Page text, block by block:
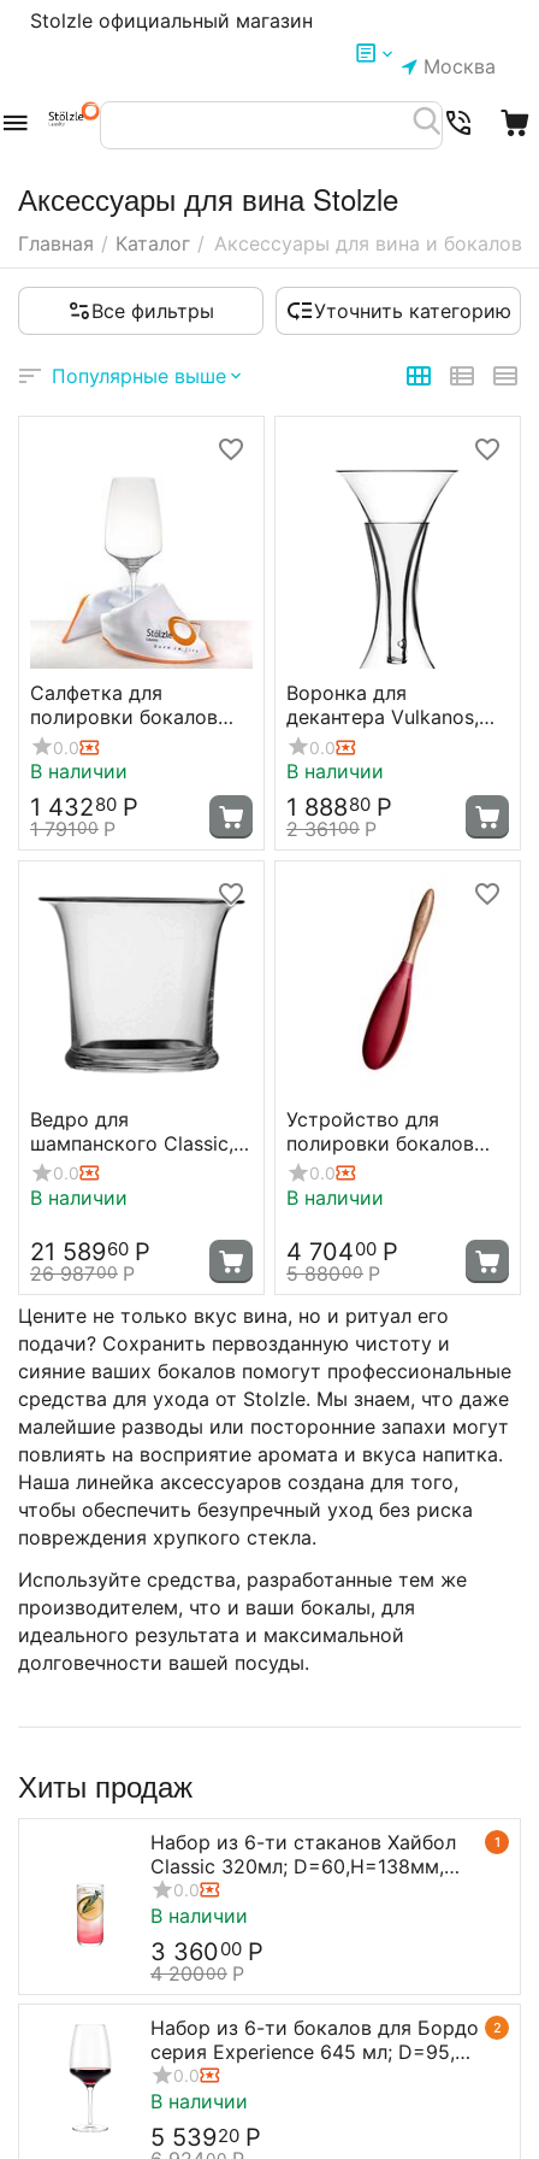
Stolzle официальный магазин
Москва
Аксессуары для вина Stolzle
Главная / Каталог / Аксессуары для вина и бокалов
Все фильтры Уточнить категорию
Популярные выше
Салфетка для
полировки бокалов
35х60 см, ткань,
Stolzle
0.0
В наличии
1 43280 Р
1 79100 Р
Воронка для
декантера Vulkanos,
D11 см, H16 см, стекло,
Stolzle
0.0
В наличии
1 88880 Р
2 36100 Р
Ведро для
шампанского Classic,
d26 см, h21 см, Stolzle
0.0
В наличии
21 58960 Р
26 98700 Р
Устройство для
полировки бокалов
(используется с
салфеткой), L=32см.,
орех, Stolzle
0.0
В наличии
4 70400 Р
5 88000 Р
Цените не только вкус вина, но и ритуал его
подачи? Сохранить первозданную чистоту и
сияние ваших бокалов помогут профессиональные
средства для ухода от Stolzle. Мы знаем, что даже
малейшие разводы или посторонние запахи могут
повлиять на восприятие аромата и вкуса напитка.
Наша линейка аксессуаров создана для того,
чтобы обеспечить безупречный уход без риска
повреждения хрупкого стекла.
Используйте средства, разработанные тем же
производителем, что и ваши бокалы, для
идеального результата и максимальной
долговечности вашей посуды.
Хиты продаж
1
Набор из 6-ти стаканов Хайбол
Classic 320мл; D=60,H=138мм,
Stolzle
0.0
В наличии
3 36000 Р
4 20000 Р
2
Набор из 6-ти бокалов для Бордо
серия Experience 645 мл; D=95,
H=238 мм, Stolzle
0.0
В наличии
5 53920 Р